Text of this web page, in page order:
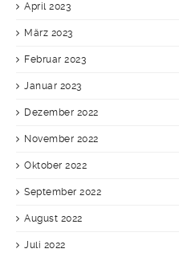
April 2023
März 2023
Februar 2023
Januar 2023
Dezember 2022
November 2022
Oktober 2022
September 2022
August 2022
Juli 2022